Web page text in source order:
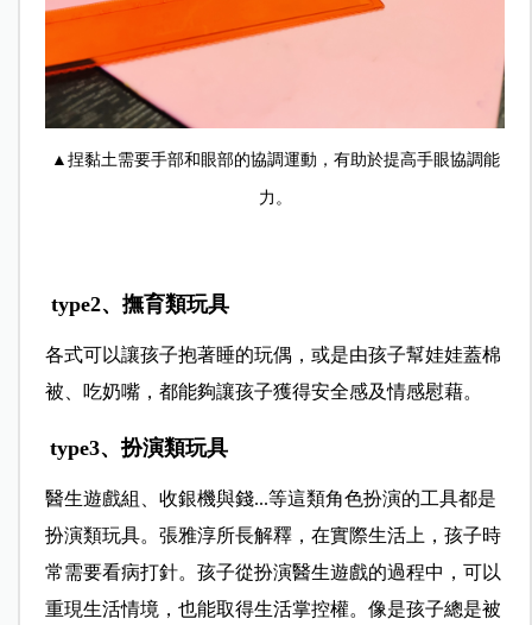
▲捏黏土需要手部和眼部的協調運動，有助於提高手眼協調能
力。
type2、撫育類玩具
各式可以讓孩子抱著睡的玩偶，或是由孩子幫娃娃蓋棉
被、吃奶嘴，都能夠讓孩子獲得安全感及情感慰藉。
type3、扮演類玩具
醫生遊戲組、收銀機與錢...等這類角色扮演的工具都是
扮演類玩具。張雅淳所長解釋，在實際生活上，孩子時
常需要看病打針。孩子從扮演醫生遊戲的過程中，可以
重現生活情境，也能取得生活掌控權。像是孩子總是被